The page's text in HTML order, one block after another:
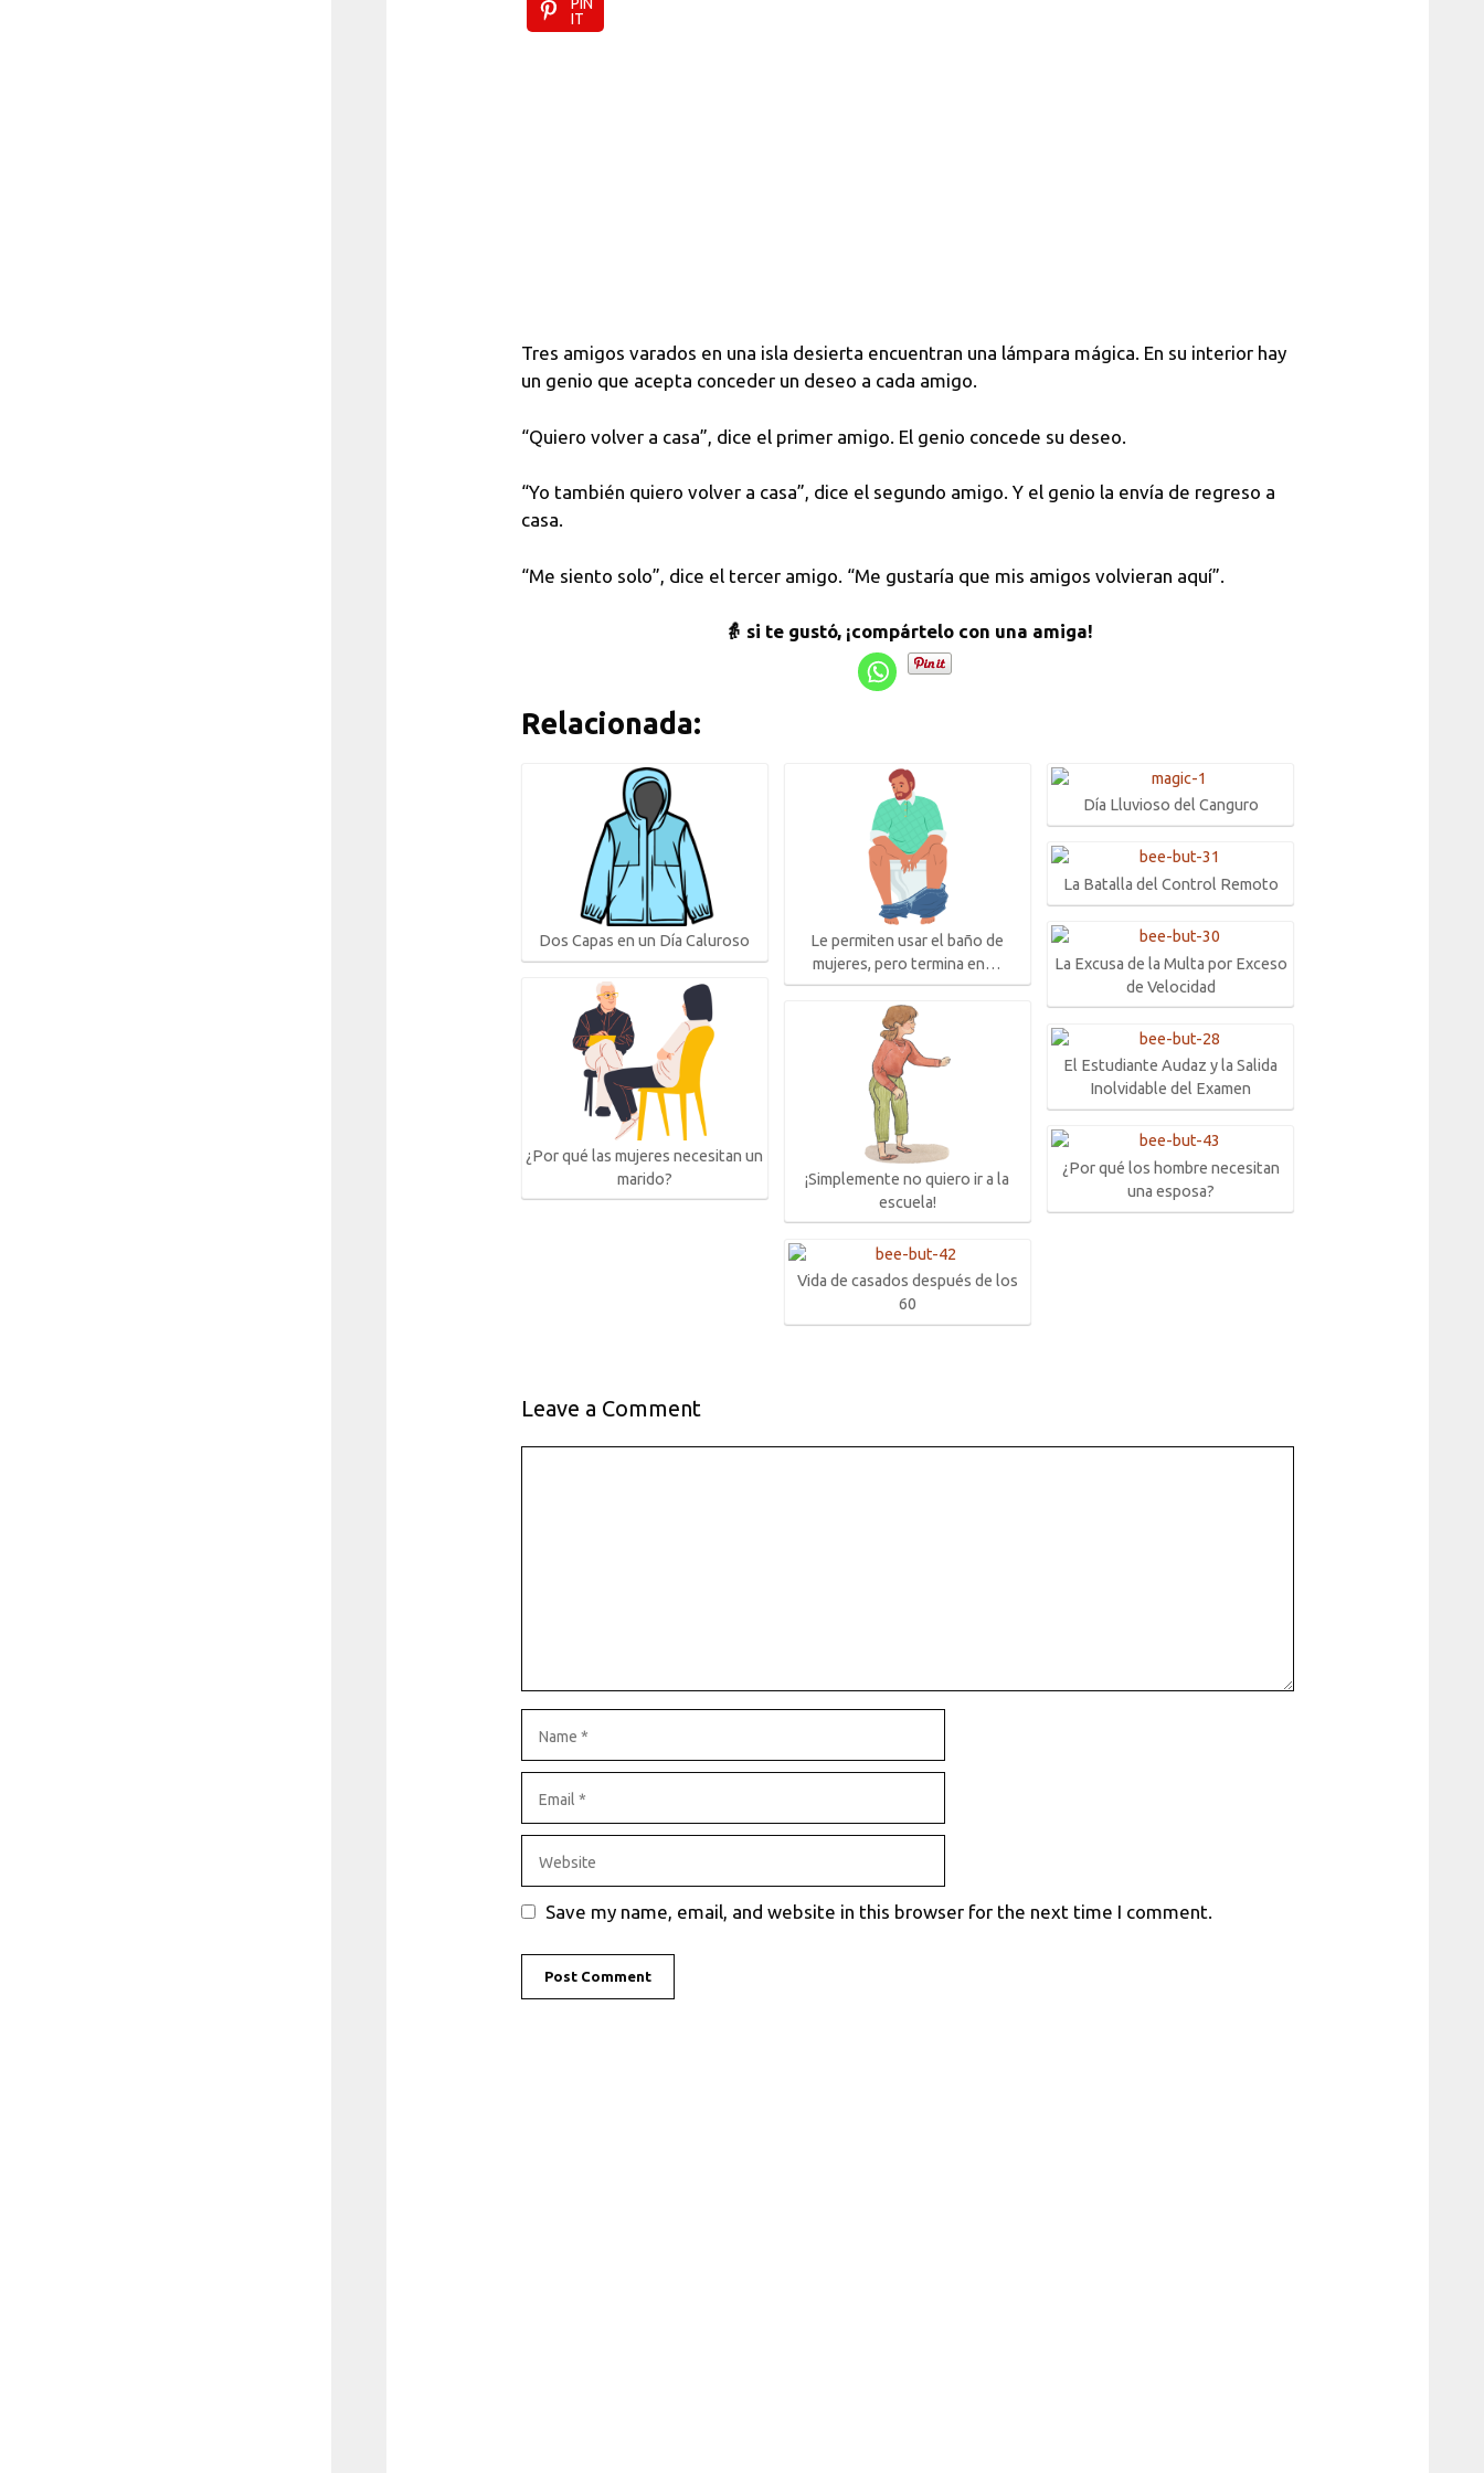
IT
Tres amigos varados en una isla desierta encuentran una lámpara mágica. En su interior hay
un genio que acepta conceder un deseo a cada amigo.
“Quiero volver a casa”, dice el primer amigo. El genio concede su deseo.
“Yo también quiero volver a casa”, dice el segundo amigo. Y el genio la envía de regreso a
casa.
“Me siento solo”, dice el tercer amigo. “Me gustaría que mis amigos volvieran aquí”.
👵 si te gustó, ¡compártelo con una amiga!
Relacionada:
Dos Capas en un Día Caluroso
¿Por qué las mujeres necesitan un
marido?
Le permiten usar el baño de
mujeres, pero termina en…
¡Simplemente no quiero ir a la
escuela!
Vida de casados después de los
60
Día Lluvioso del Canguro
La Batalla del Control Remoto
La Excusa de la Multa por Exceso
de Velocidad
El Estudiante Audaz y la Salida
Inolvidable del Examen
¿Por qué los hombre necesitan
una esposa?
Leave a Comment
Save my name, email, and website in this browser for the next time I comment.